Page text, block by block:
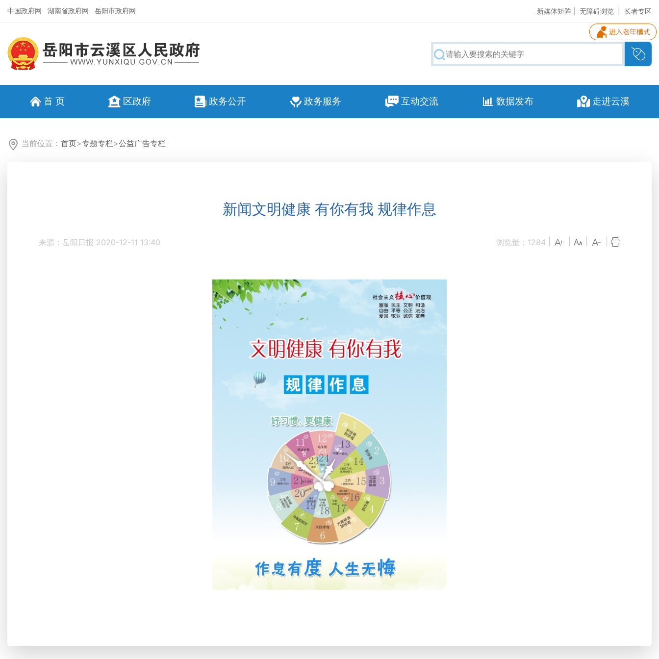
中国政府网 湖南省政府网 岳阳市政府网 新媒体矩阵 无障碍浏览 长者专区
首 页 区政府 政务公开 政务服务 互动交流 数据发布 走进云溪
当前位置： 首页>专题专栏>公益广告专栏
新闻文明健康 有你有我 规律作息
来源：岳阳日报 2020-12-11 13:40 浏览量： 1284